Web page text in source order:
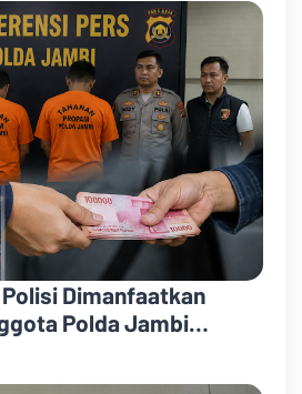
Dimanfaatkan
Polda Jambi
Bintara dengan Janji